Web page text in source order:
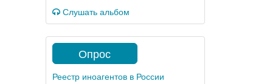
Слушать альбом
Опрос
Реестр иноагентов в России